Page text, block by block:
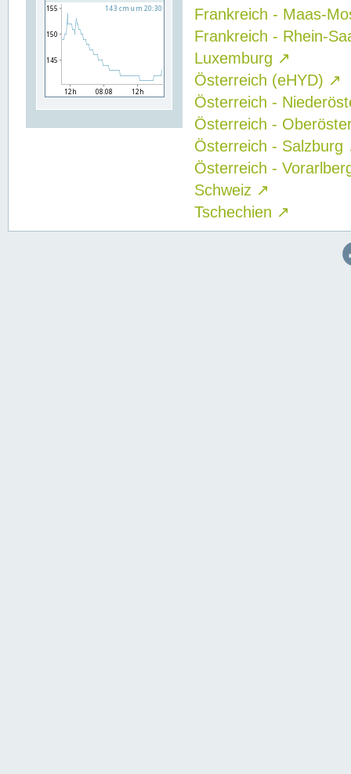
Frankreich - Maas-
Frankreich - Rhein-
Luxemburg ↗
Österreich (eHYD) ↗
Österreich -
Österreich -
Österreich - Salzburg
Österreich -
Schweiz ↗
Tschechien ↗